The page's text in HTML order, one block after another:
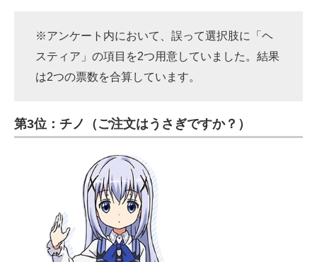
※アンケート内において、誤って選択肢に「ヘ
スティア」の項目を2つ用意していました。結果
は2つの票数を合算しています。
第3位：チノ（ご注文はうさぎですか？）